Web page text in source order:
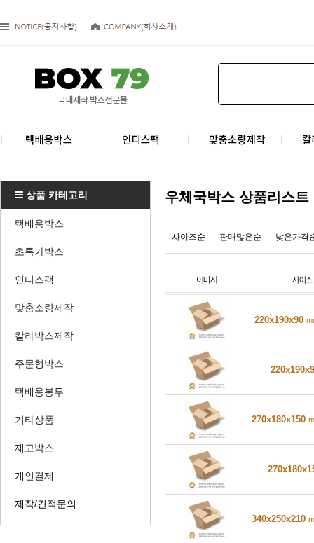
상품 카테고리
택배용박스
초특가박스
인디스팩
맞춤소량제작
칼라박스제작
주문형박스
택배용봉투
기타상품
재고박스
개인결제
제작/견적문의
우체국박스 상품리스트
사이즈순 판매많은순 낮은가격
220x190x90
270x180x150
340x250x210